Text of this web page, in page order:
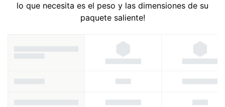
lo que necesita es el peso y las dimensiones de su
paquete saliente!